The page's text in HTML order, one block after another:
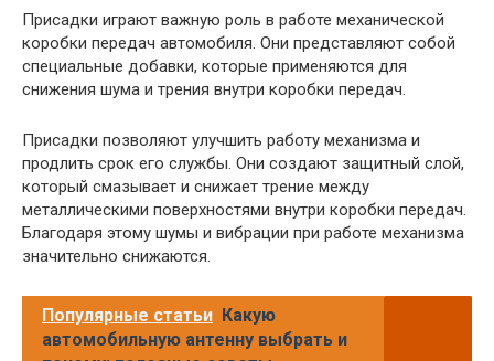
Присадки играют важную роль в работе механической
коробки передач автомобиля. Они представляют собой
специальные добавки, которые применяются для
снижения шума и трения внутри коробки передач.
Присадки позволяют улучшить работу механизма и
продлить срок его службы. Они создают защитный слой,
который смазывает и снижает трение между
металлическими поверхностями внутри коробки передач.
Благодаря этому шумы и вибрации при работе механизма
значительно снижаются.
Популярные статьи Какую
автомобильную антенну выбрать и